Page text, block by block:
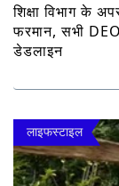
शिक्षा विभाग के
फरमान, सभी
डेडलाइन
लाइफस्टाइल